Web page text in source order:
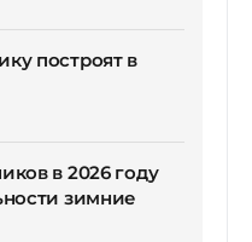
построят в
в 2026 году
зимние